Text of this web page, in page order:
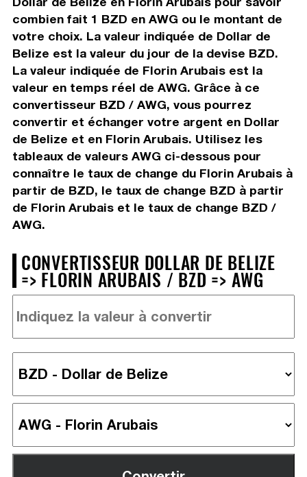
combien fait 1 BZD en AWG ou le montant de
votre choix. La valeur indiquée de Dollar de
Belize est la valeur du jour de la devise BZD.
La valeur indiquée de Florin Arubais est la
valeur en temps réel de AWG. Grâce à ce
convertisseur BZD / AWG, vous pourrez
convertir et échanger votre argent en Dollar
de Belize et en Florin Arubais. Utilisez les
tableaux de valeurs AWG ci-dessous pour
connaître le taux de change du Florin Arubais à
partir de BZD, le taux de change BZD à partir
de Florin Arubais et le taux de change BZD /
AWG.
CONVERTISSEUR DOLLAR DE BELIZE
=> FLORIN ARUBAIS / BZD => AWG